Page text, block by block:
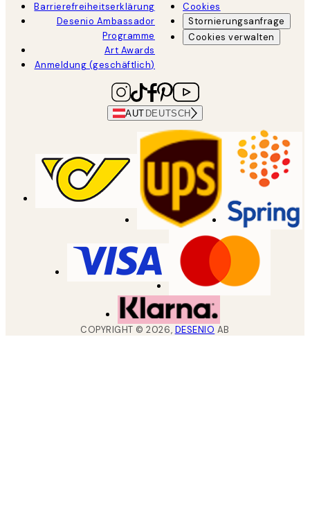
Barrierefreiheitserklärung
Desenio Ambassador
Programme
Art Awards
Anmeldung (geschäftlich)
Cookies
Stornierungsanfrage
Cookies verwalten
AUT DEUTSCH
COPYRIGHT ©2026, DESENIO AB